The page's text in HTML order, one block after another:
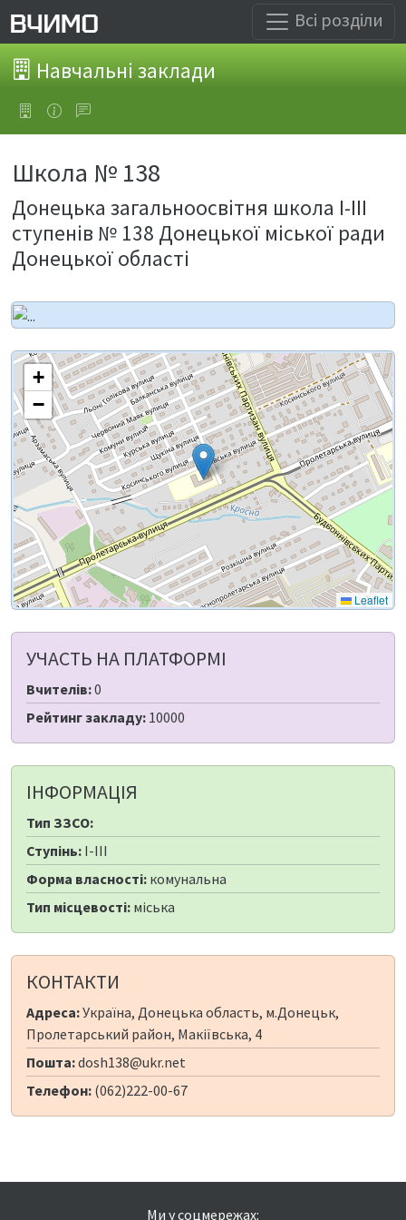
Всі розділи
Навчальні заклади
Школа № 138
Донецька загальноосвітня школа І-ІІІ
ступенів № 138 Донецької міської ради
Донецької області
+
−
Leaflet
УЧАСТЬ НА ПЛАТФОРМІ
Вчителів:0
Рейтинг закладу: 10000
ІНФОРМАЦІЯ
Тип ЗЗСО:
Ступінь: I-III
Форма власності: комунальна
Тип місцевості: міська
КОНТАКТИ
Адреса:Україна, Донецька область, м.Донецьк,
Пролетарський район, Макіївська, 4
Пошта:dosh138@ukr.net
Телефон: (062)222-00-67
Ми у соцмережах: